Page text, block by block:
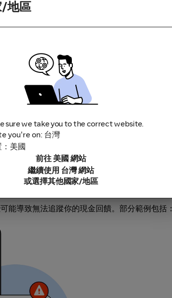
任何促銷和活動頁面的條款與細則。
訪商家時因為應用程式更新或下載畫面而中
能導致無法追蹤你的現金回饋。部分範例包括
/地區
sure we take you to the correct website.
you're on: 台灣
美國
前往 美國 網站
繼續使用 台灣 網站
或選擇其他國家/地區